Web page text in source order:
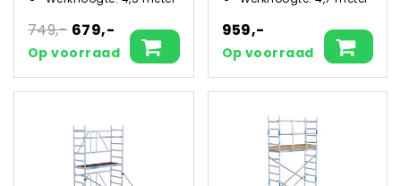
749,- 679,-
Op voorraad
959,-
Op voorraad